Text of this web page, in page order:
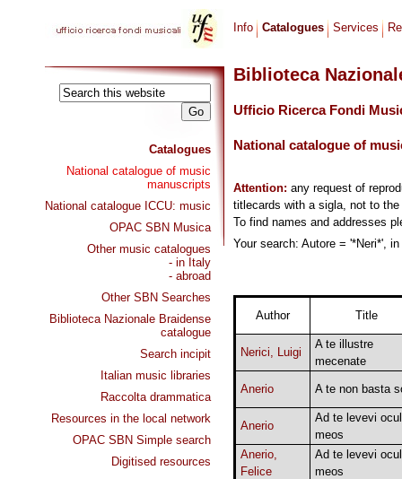
Catalogues
National catalogue of music
manuscripts
National catalogue ICCU: music
OPAC SBN Musica
Other music catalogues
- in Italy
- abroad
Other SBN Searches
Biblioteca Nazionale Braidense
catalogue
Search incipit
Italian music libraries
Raccolta drammatica
Resources in the local network
OPAC SBN Simple search
Digitised resources
Info Catalogues Services
Biblioteca
Ufficio Ricerca Fondi
National catalogue of
Attention: any request of
titlecards with a sigla, not to the
To find names and addresses
Your search: Autore = '*Neri*',
Author Title
Nerici, Luigi
A te illustre
mecenate
Anerio A te non basta
Anerio
Ad te levevi
meos
Anerio,
Felice
Ad te levevi
meos